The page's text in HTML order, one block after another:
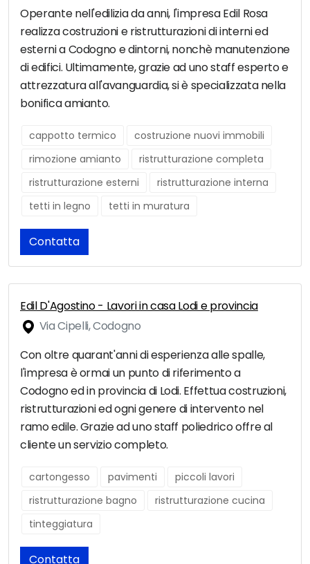
Operante nell'edilizia da anni, l'impresa Edil Rosa
realizza costruzioni e ristrutturazioni di interni ed
esterni a Codogno e dintorni, nonchè manutenzione
di edifici. Ultimamente, grazie ad uno staff esperto e
attrezzatura all'avanguardia, si è specializzata nella
bonifica amianto.
cappotto termico
costruzione nuovi immobili
rimozione amianto
ristrutturazione completa
ristrutturazione esterni
ristrutturazione interna
tetti in legno
tetti in muratura
Contatta
Edil D'Agostino - Lavori in casa Lodi e provincia
Via Cipelli, Codogno
Con oltre quarant'anni di esperienza alle spalle,
l'impresa è ormai un punto di riferimento a
Codogno ed in provincia di Lodi. Effettua costruzioni,
ristrutturazioni ed ogni genere di intervento nel
ramo edile. Grazie ad uno staff poliedrico offre al
cliente un servizio completo.
cartongesso pavimenti
piccoli lavori
ristrutturazione bagno
ristrutturazione cucina
tinteggiatura
Contatta